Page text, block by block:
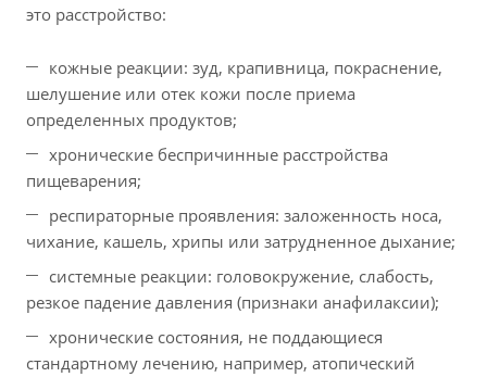
это расстройство:
кожные реакции: зуд, крапивница, покраснение,
шелушение или отек кожи после приема
определенных продуктов;
хронические беспричинные расстройства
пищеварения;
респираторные проявления: заложенность носа,
чихание, кашель, хрипы или затрудненное дыхание;
системные реакции: головокружение, слабость,
резкое падение давления (признаки анафилаксии);
хронические состояния, не поддающиеся
стандартному лечению, например, атопический